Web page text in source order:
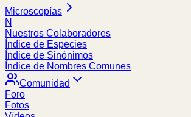
Microscopías
N
Nuestros Colaboradores
Índice de Especies
Índice de Sinónimos
Índice de Nombres Comunes
Comunidad
Foro
Fotos